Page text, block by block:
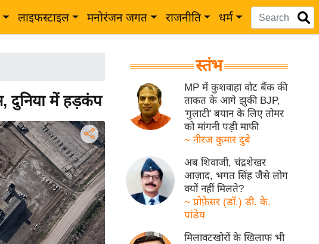
लाइफस्टाइल मनोरंजन जगत राजनीति धर्म
दुनिया में हड़कंप
स्तंभ
MP में कुशवाहा वोट बैंक की
ताकत के आगे झुकी BJP,
'गुलाटी' बयान के लिए तोमर
को मांगनी पड़ी माफी
~ नीरज कुमार दुबे
अब शिवाजी, चंद्रशेखर
आज़ाद, भगत सिंह जैसे लोग
क्यों नहीं मिलते?
~ प्रोफ़ेसर (डॉ.) डी. के.
पांडेय
मिलावटखोरों के खिलाफ भी